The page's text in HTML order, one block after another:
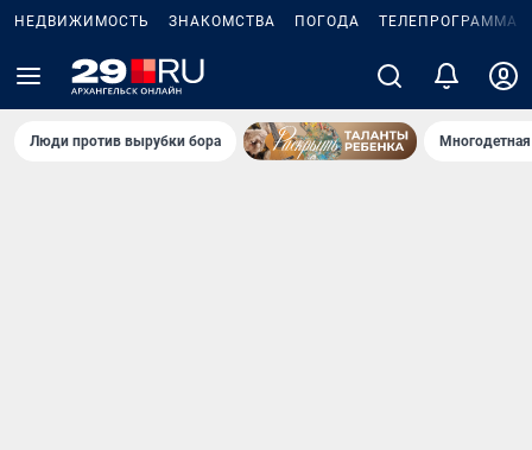
НЕДВИЖИМОСТЬ ЗНАКОМСТВА ПОГОДА ТЕЛЕПРОГРАММА
Люди против вырубки бора